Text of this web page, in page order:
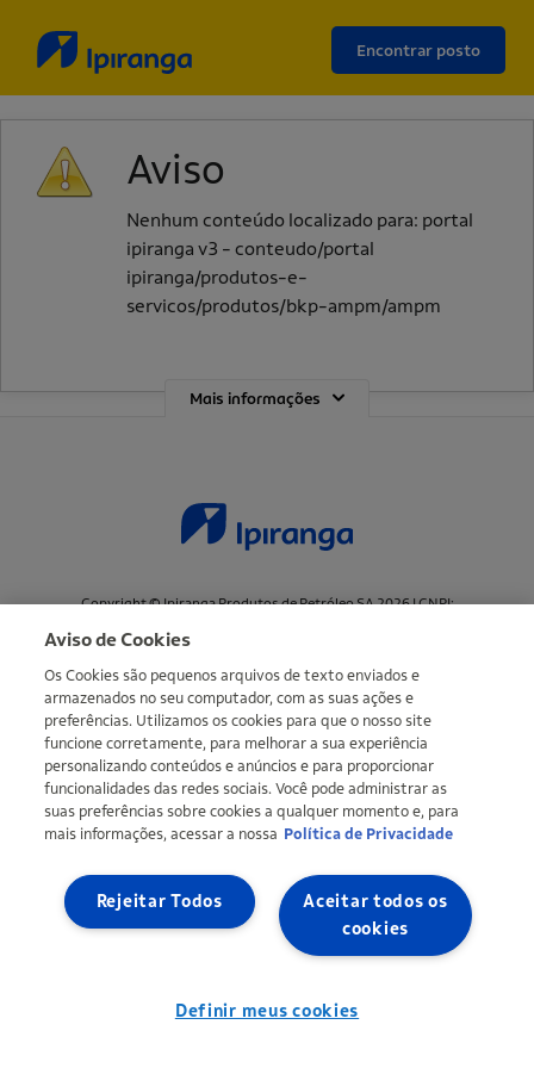
Encontrar posto
Aviso
Nenhum conteúdo localizado para: ‭portal
ipiranga v3 - conteudo/portal
ipiranga/produtos-e-
servicos/produtos/bkp-ampm/ampm‭
Mais informações
Copyright © Ipiranga Produtos de Petróleo SA 2026 | CNPJ:
33.337.122/0001-27 | Uma empresa do grupo Ultra |
Mapa do site Política de Privacidade Definir meus cookies
Aviso de Cookies
Os Cookies são pequenos arquivos de texto enviados e
armazenados no seu computador, com as suas ações e
preferências. Utilizamos os cookies para que o nosso site
funcione corretamente, para melhorar a sua experiência
personalizando conteúdos e anúncios e para proporcionar
funcionalidades das redes sociais. Você pode administrar as
suas preferências sobre cookies a qualquer momento e, para
mais informações, acessar a nossa Política de Privacidade
Aceitar todos os
cookies
Rejeitar Todos
Definir meus cookies